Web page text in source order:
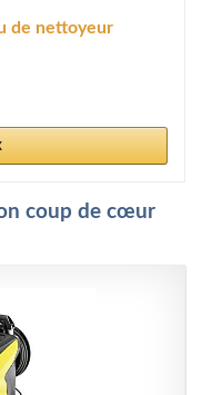
de nettoyeur
coup de cœur